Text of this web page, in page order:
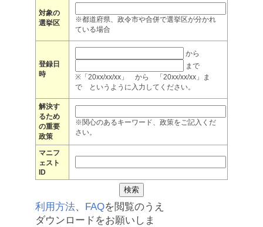
対象の
選挙区
※都道府県、政令市や合併で選挙区が分かれ
ている場合
登録日
時
から
まで
※「20xx/xx/xx」 から 「20xx/xx/xx」ま
で というように入力してください。
解決す
るため
の重要
政策
※関心のあるキーワード、政策をご記入くだ
さい。
マニフ
ェスト
ID
利用方法、 FAQを閲覧のうえ
ダウンロードをお願いしま